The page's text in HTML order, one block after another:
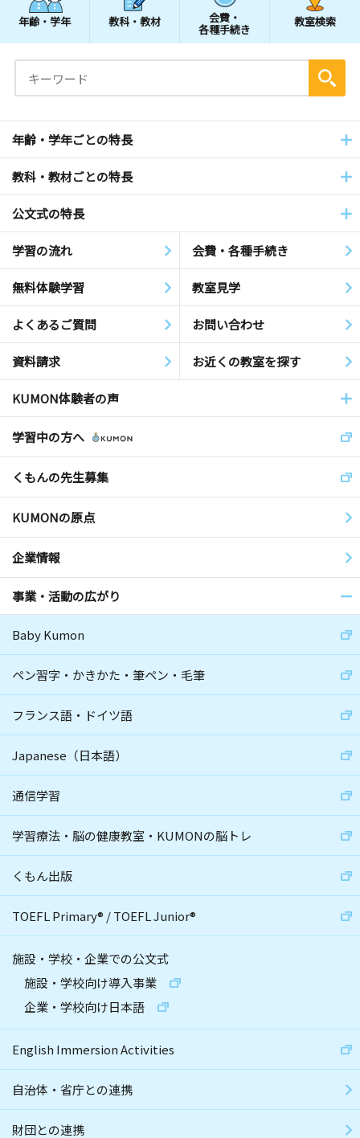
年齢・学年 教科・教材 会費・
各種手続き
教室検索
年齢・学年ごとの特長
教科・教材ごとの特長
公文式の特長
学習の流れ 会費・各種手続き
無料体験学習 教室見学
よくあるご質問 お問い合わせ
資料請求 お近くの教室を探す
KUMON体験者の声
学習中の方へ
くもんの先生募集
KUMONの原点
企業情報
事業・活動の広がり
Baby Kumon
ペン習字・かきかた・筆ペン・毛筆
フランス語・ドイツ語
Japanese（日本語）
通信学習
学習療法・脳の健康教室・KUMONの脳トレ
くもん出版
TOEFL Primary® /TOEFL Junior®
施設・学校・企業での公文式
施設・学校向け導入事業
企業・学校向け日本語
English Immersion Activities
自治体・省庁との連携
財団との連携